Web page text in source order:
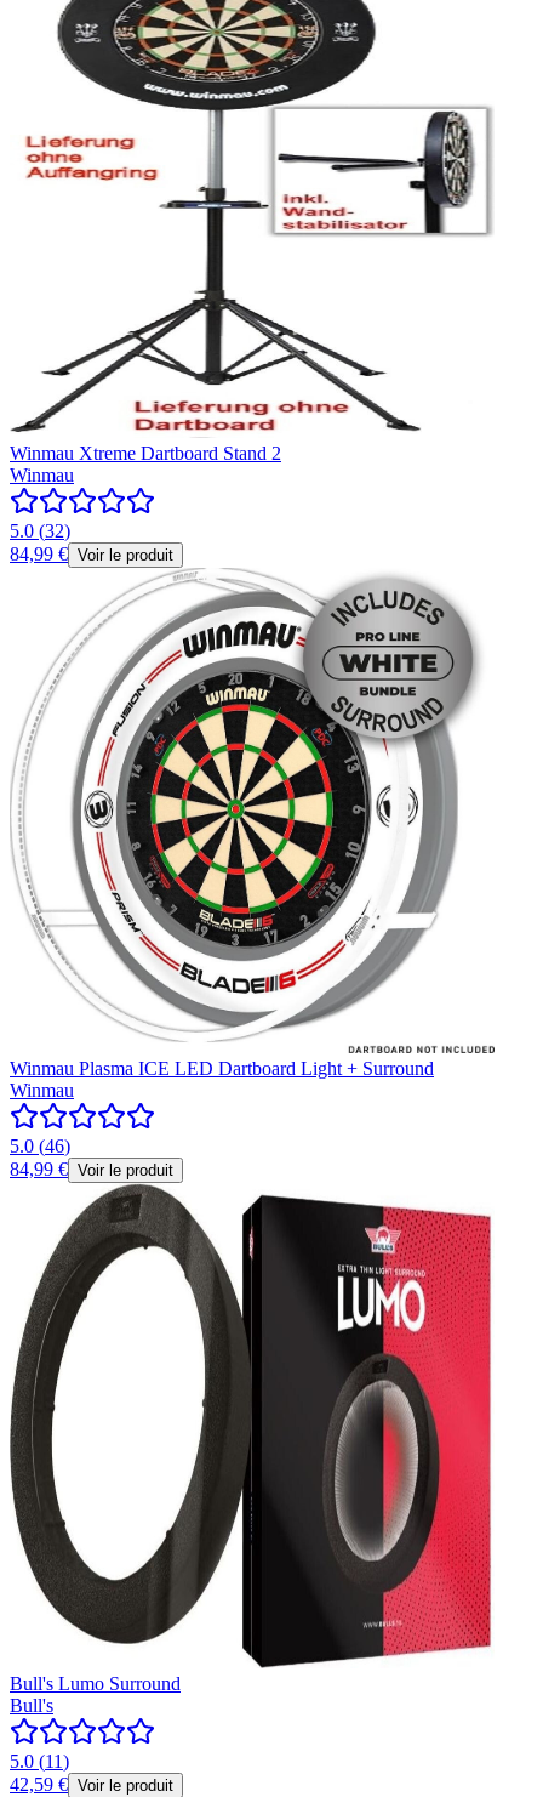
Winmau Xtreme Dartboard Stand 2
Winmau
5.0 (32)
84,99 € Voir le produit
Winmau Plasma ICE LED Dartboard Light + Surround
Winmau
5.0 (46)
84,99 € Voir le produit
Bull's Lumo Surround
Bull's
5.0 (11)
42,59 € Voir le produit